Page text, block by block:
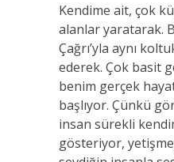
Kendime ait, çok
alanlar yaratarak.
Çağrı’yla aynı
ederek. Çok basit
benim gerçek
başlıyor. Çünkü
insan sürekli
gösteriyor,